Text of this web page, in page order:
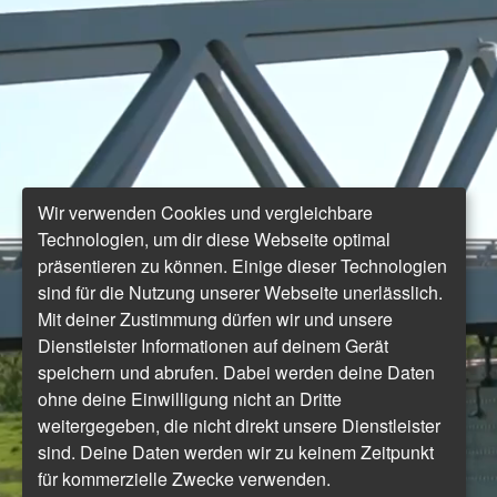
Wir verwenden Cookies und vergleichbare
Technologien, um dir diese Webseite optimal
präsentieren zu können. Einige dieser Technologien
sind für die Nutzung unserer Webseite unerlässlich.
Mit deiner Zustimmung dürfen wir und unsere
Dienstleister Informationen auf deinem Gerät
speichern und abrufen. Dabei werden deine Daten
ohne deine Einwilligung nicht an Dritte
weitergegeben, die nicht direkt unsere Dienstleister
sind. Deine Daten werden wir zu keinem Zeitpunkt
für kommerzielle Zwecke verwenden.